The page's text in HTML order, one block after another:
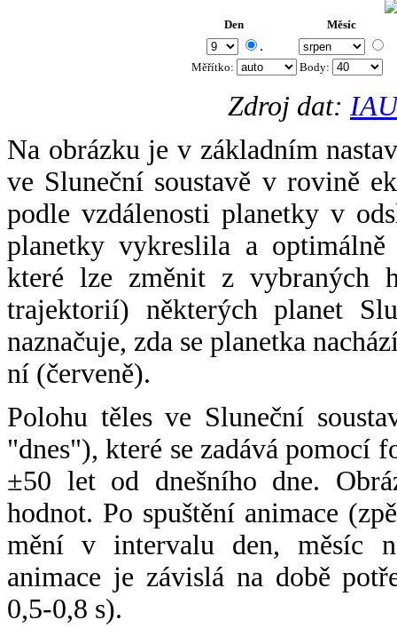
Den Měsíc
.
Měřítko: Body:
Zdroj dat:
Na obrázku je v základním
ve Sluneční soustavě v rovině
podle vzdálenosti planetky v
planetky vykreslila a
které lze změnit z vybraných
trajektorií) některých planet
naznačuje, zda se planetka
ní (červeně).
Polohu těles ve Sluneční
"dnes"), které se zadává pomocí
±50 let od dnešního dne.
hodnot. Po spuštění animace
mění v intervalu den, měsíc
animace je závislá na době
0,5-0,8 s).